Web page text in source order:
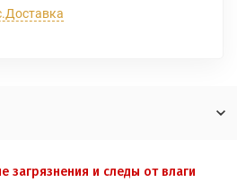
загрязнения и следы от влаги